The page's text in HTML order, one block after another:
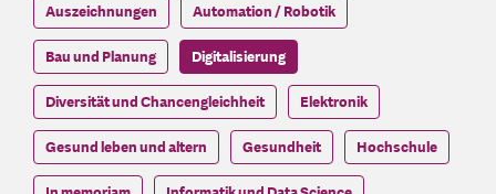
Auszeichnungen Automation / Robotik
Bau und Planung Digitalisierung
Diversität und Chancengleichheit Elektronik
Gesund leben und altern Gesundheit Hochschule